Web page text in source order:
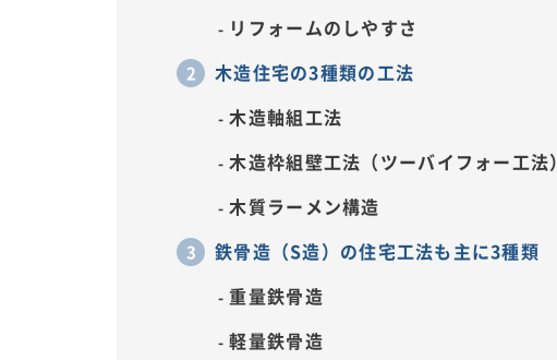
リフォームのしやすさ
木造住宅の3種類の工法
木造軸組工法
木造枠組壁工法（ツーバイフォー工法）
木質ラーメン構造
鉄骨造（S造）の住宅工法も主に3種類
重量鉄骨造
軽量鉄骨造